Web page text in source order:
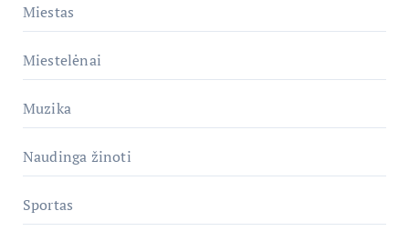
Miestas
Miestelėnai
Muzika
Naudinga žinoti
Sportas